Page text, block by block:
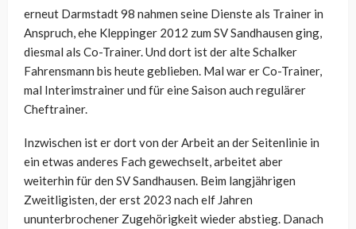
erneut Darmstadt 98 nahmen seine Dienste als Trainer in
Anspruch, ehe Kleppinger 2012 zum SV Sandhausen ging,
diesmal als Co-Trainer. Und dort ist der alte Schalker
Fahrensmann bis heute geblieben. Mal war er Co-Trainer,
mal Interimstrainer und für eine Saison auch regulärer
Cheftrainer.
Inzwischen ist er dort von der Arbeit an der Seitenlinie in
ein etwas anderes Fach gewechselt, arbeitet aber
weiterhin für den SV Sandhausen. Beim langjährigen
Zweitligisten, der erst 2023 nach elf Jahren
ununterbrochener Zugehörigkeit wieder abstieg. Danach